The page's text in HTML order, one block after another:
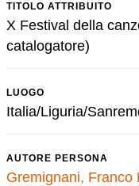
TITOLO ATTRIBUITO
X Festival della
catalogatore)
LUOGO
Italia/Liguria/
AUTORE PERSONA
Gremignani, Franco